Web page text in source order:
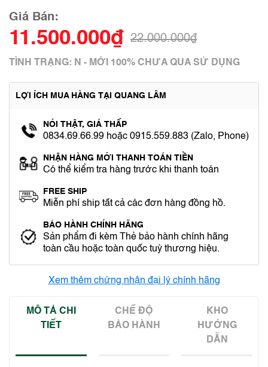
Giá Bán:
11.500.000₫ 22.000.000₫
TÌNH TRẠNG: N - MỚI 100% CHƯA QUA SỬ DỤNG
LỢI ÍCH MUA HÀNG TẠI QUANG LÂM
NÓI THẬT, GIÁ THẤP
0834.69.66.99 hoặc 0915.559.883 (Zalo, Phone)
NHẬN HÀNG MỚI THANH TOÁN TIỀN
Có thể kiểm tra hàng trước khi thanh toán
FREE SHIP
Miễn phí ship tất cả các đơn hàng đồng hồ.
BẢO HÀNH CHÍNH HÃNG
Sản phẩm đi kèm Thẻ bảo hành chính hãng
toàn cầu hoặc toàn quốc tuỳ thương hiệu.
Xem thêm chứng nhận đại lý chính hãng
MÔ TẢ CHI
TIẾT
CHẾ ĐỘ
BẢO HÀNH
KHO
HƯỚNG
DẪN